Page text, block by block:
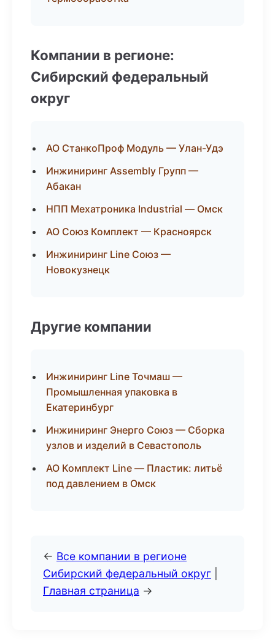
Компании в регионе:
Сибирский федеральный
округ
АО СтанкоПроф Модуль — Улан-Удэ
Инжиниринг Assembly Групп —
Абакан
НПП Мехатроника Industrial — Омск
АО Союз Комплект — Красноярск
Инжиниринг Line Союз —
Новокузнецк
Другие компании
Инжиниринг Line Точмаш —
Промышленная упаковка в
Екатеринбург
Инжиниринг Энерго Союз — Сборка
узлов и изделий в Севастополь
АО Комплект Line — Пластик: литьё
под давлением в Омск
← Все компании в регионе
Сибирский федеральный округ
Главная страница →